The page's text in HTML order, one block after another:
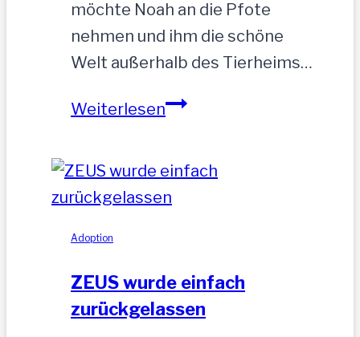
möchte Noah an die Pfote
nehmen und ihm die schöne
Welt außerhalb des Tierheims…
WeiterlesenNOAH-
Rüde,
35
Adoption
ZEUS wurde einfach
zurückgelassen